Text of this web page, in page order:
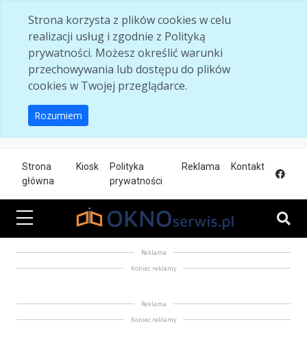
Strona korzysta z plików cookies w celu
realizacji usług i zgodnie z Polityką
prywatności. Możesz określić warunki
przechowywania lub dostępu do plików
cookies w Twojej przeglądarce.
Rozumiem
Strona
główna
Kiosk
Polityka
prywatności
Reklama Kontakt
Reklama
Koniec reklamy
Reklama
Koniec reklamy